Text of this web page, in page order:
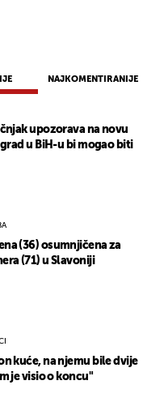
NAJKOMENTIRANIJE
upozorava na novu
u BiH-u bi mogao biti
(36) osumnjičena za
(71) u Slavoniji
kuće, na njemu bile dvije
je visio o koncu"